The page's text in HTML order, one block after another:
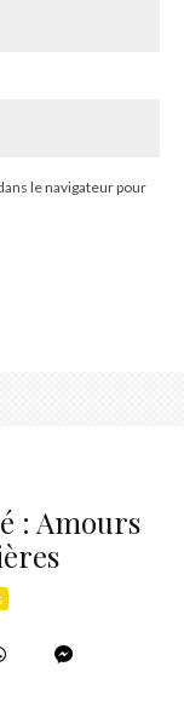
le navigateur pour
: Amours